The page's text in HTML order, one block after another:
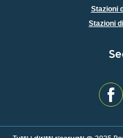
Stazioni
Stazioni